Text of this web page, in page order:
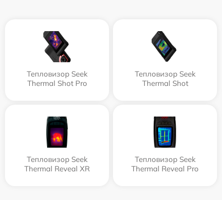
Тепловизор Seek
Thermal Shot Pro
Тепловизор Seek
Thermal Shot
Тепловизор Seek
Thermal Reveal XR
Тепловизор Seek
Thermal Reveal Pro